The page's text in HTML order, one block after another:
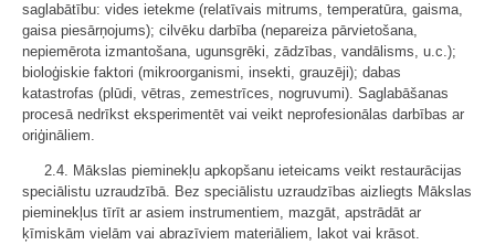
saglabātību: vides ietekme (relatīvais mitrums, temperatūra, gaisma,
gaisa piesārņojums); cilvēku darbība (nepareiza pārvietošana,
nepiemērota izmantošana, ugunsgrēki, zādzības, vandālisms, u.c.);
bioloģiskie faktori (mikroorganismi, insekti, grauzēji); dabas
katastrofas (plūdi, vētras, zemestrīces, nogruvumi). Saglabāšanas
procesā nedrīkst eksperimentēt vai veikt neprofesionālas darbības ar
oriģināliem.
2.4. Mākslas pieminekļu apkopšanu ieteicams veikt restaurācijas
speciālistu uzraudzībā. Bez speciālistu uzraudzības aizliegts Mākslas
pieminekļus tīrīt ar asiem instrumentiem, mazgāt, apstrādāt ar
ķīmiskām vielām vai abrazīviem materiāliem, lakot vai krāsot.